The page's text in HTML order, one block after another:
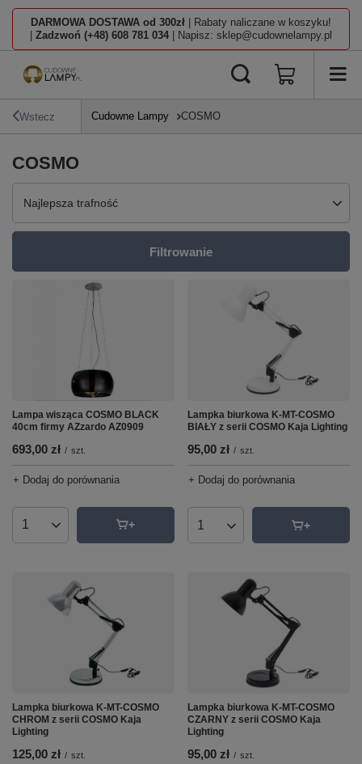
DARMOWA DOSTAWA od 300zł | Rabaty naliczane w koszyku!
Zadzwoń (+48) 608 781 034 | Napisz: sklep@cudownelampy.pl
Wstecz Cudowne Lampy COSMO
COSMO
Zmień sortowanie
Najlepsza trafność
Filtrowanie
Lampa wisząca COSMO BLACK
40cm firmy AZzardo AZ0909
693,00 zł / szt.
+ Dodaj do porównania
Ilość produktów
Lampka biurkowa K-MT-COSMO
BIAŁY z serii COSMO Kaja Lighting
95,00 zł / szt.
+ Dodaj do porównania
Ilość produktów
Lampka biurkowa K-MT-COSMO
CHROM z serii COSMO Kaja
Lighting
125,00 zł / szt.
Lampka biurkowa K-MT-COSMO
CZARNY z serii COSMO Kaja
Lighting
95,00 zł / szt.